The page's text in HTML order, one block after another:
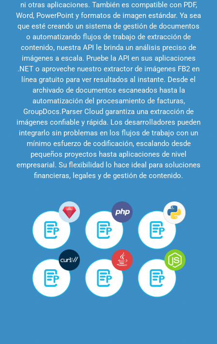
ni otras aplicaciones. También es compatible con PDF,
Word, PowerPoint y formatos de imagen estándar. Ya sea
que esté creando un sistema de gestión de documentos
o automatizando flujos de trabajo de extracción de
contenido, nuestra API le brinda un análisis preciso de
imágenes a escala. Pruebe la API en sus aplicaciones
.NET o aproveche nuestro extractor de imágenes FB2 en
línea gratuito para ver resultados al instante. Desde el
archivado de documentos escaneados hasta la
automatización del procesamiento de facturas,
GroupDocs.Parser Cloud garantiza una extracción de
imágenes confiable y rápida. Los desarrolladores pueden
integrarlo sin problemas en los flujos de trabajo con un
mínimo esfuerzo de codificación, escalando desde
pequeños proyectos hasta aplicaciones de nivel
empresarial. Su flexibilidad lo hace ideal para soluciones
financieras, legales y de gestión de contenido.